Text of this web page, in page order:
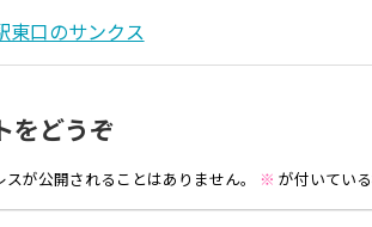
東口のサンクス
をどうぞ
が公開されることはありません。 ※ が付いてい